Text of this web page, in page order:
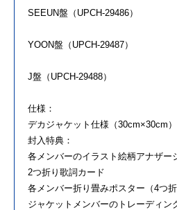
SEEUN盤（UPCH-29486）
YOON盤（UPCH-29487）
J盤（UPCH-29488）
仕様：
デカジャケット仕様（30cm×30cm）
封入特典：
各メンバーのイラスト絵柄アナザー
2つ折り歌詞カード
各メンバー折り畳みポスター（4つ折
ジャケットメンバーのトレーディン